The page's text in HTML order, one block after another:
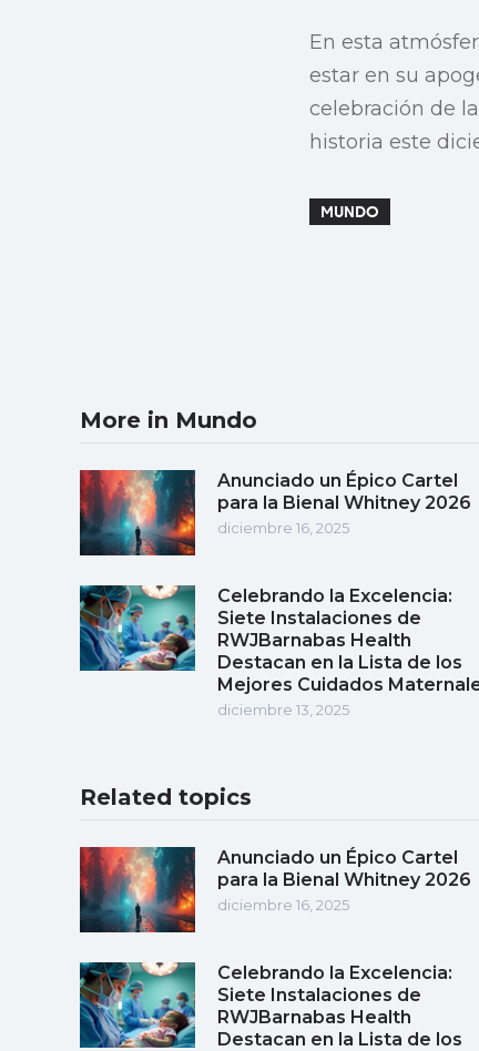
En esta
estar en su
celebración de
historia este
MUNDO
More in Mundo
Anunciado un Épico Cartel
para la Bienal Whitney 2026
diciembre 16, 2025
Celebrando la Excelencia:
Siete Instalaciones de
RWJBarnabas Health
Destacan en la Lista de los
Mejores Cuidados
diciembre 13, 2025
Related topics
Anunciado un Épico Cartel
para la Bienal Whitney 2026
diciembre 16, 2025
Celebrando la Excelencia:
Siete Instalaciones de
RWJBarnabas Health
Destacan en la Lista de los